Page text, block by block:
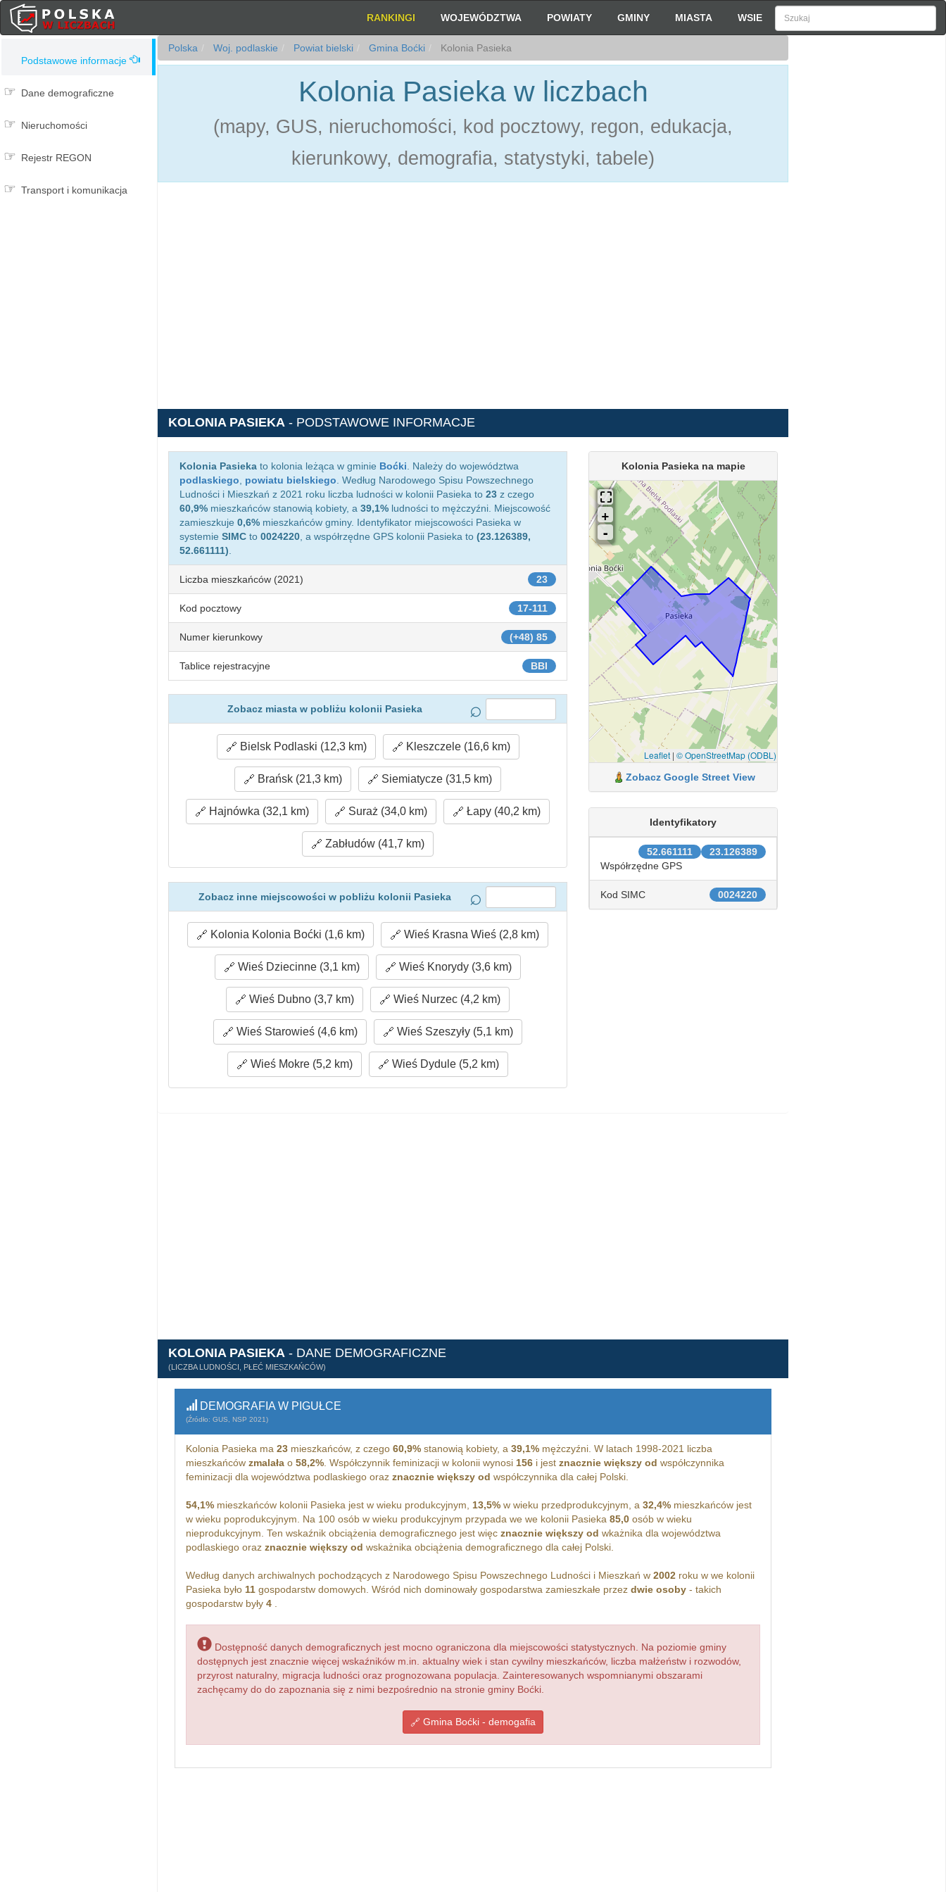
RANKINGI WOJEWÓDZTWA POWIATY GMINY MIASTA WSIE
Podstawowe informacje
Dane demograficzne
Nieruchomości
Rejestr REGON
Transport i komunikacja
Polska Woj. podlaskie Powiat bielski Gmina Boćki Kolonia Pasieka
Kolonia Pasieka w liczbach
(mapy, GUS, nieruchomości, kod pocztowy, regon, edukacja,
kierunkowy, demografia, statystyki, tabele)
KOLONIA PASIEKA - PODSTAWOWE INFORMACJE
Kolonia Pasieka to kolonia leżąca w gminie Boćki . Należy do województwa
podlaskiego
powiatu bielskiego . Według Narodowego Spisu Powszechnego
Ludności i Mieszkań z 2021 roku liczba ludności w kolonii Pasieka to 23 z czego
60,9% mieszkańców stanowią kobiety, a 39,1% ludności to mężczyźni. Miejscowość
zamieszkuje 0,6% mieszkańców gminy. Identyfikator miejscowości Pasieka w
systemie SIMC to 0024220 , a współrzędne GPS kolonii Pasieka to (23.126389,
52.661111)
23
Liczba mieszkańców (2021)
17-111
Kod pocztowy
(+48) 85
Numer kierunkowy
BBI
Tablice rejestracyjne
Zobacz miasta w pobliżu kolonii Pasieka
Bielsk Podlaski (12,3 km) Kleszczele (16,6 km)
Brańsk (21,3 km) Siemiatycze (31,5 km)
Hajnówka (32,1 km) Suraż (34,0 km) Łapy (40,2 km)
Zabłudów (41,7 km)
Zobacz inne miejscowości w pobliżu kolonii Pasieka
Kolonia Kolonia Boćki (1,6 km) Wieś Krasna Wieś (2,8 km)
Wieś Dziecinne (3,1 km) Wieś Knorydy (3,6 km)
Wieś Dubno (3,7 km) Wieś Nurzec (4,2 km)
Wieś Starowieś (4,6 km) Wieś Szeszyły (5,1 km)
Wieś Mokre (5,2 km) Wieś Dydule (5,2 km)
Kolonia Pasieka na mapie
Leaflet| © OpenStreetMap (ODBL)
Zobacz Google Street View
Identyfikatory
23.126389
52.661111
Współrzędne GPS
0024220
Kod SIMC
KOLONIA PASIEKA - DANE DEMOGRAFICZNE
(LICZBA LUDNOŚCI, PŁEĆ MIESZKAŃCÓW)
DEMOGRAFIA W PIGUŁCE
(Źródło: GUS, NSP 2021)
Kolonia Pasieka ma 23mieszkańców, z czego 60,9%stanowią kobiety, a 39,1%mężczyźni. W latach 1998-2021 liczba
mieszkańców zmalałao 58,2%. Współczynnik feminizacji w kolonii wynosi 156i jest znacznie większy od współczynnika
feminizacji dla województwa podlaskiego oraz znacznie większy od współczynnika dla całej Polski.
54,1%mieszkańców kolonii Pasieka jest w wieku produkcyjnym, 13,5%w wieku przedprodukcyjnym, a 32,4%mieszkańców jest
w wieku poprodukcyjnym. Na 100 osób w wieku produkcyjnym przypada we we kolonii Pasieka 85,0osób w wieku
nieprodukcyjnym. Ten wskaźnik obciążenia demograficznego jest więc znacznie większy od wkażnika dla województwa
podlaskiego oraz znacznie większy od wskażnika obciążenia demograficznego dla całej Polski.
Według danych archiwalnych pochodzących z Narodowego Spisu Powszechnego Ludności i Mieszkań w 2002roku w we kolonii
Pasieka było 11gospodarstw domowych. Wśród nich dominowały gospodarstwa zamieszkałe przez dwie osoby- takich
gospodarstw były 4.
Dostępność danych demograficznych jest mocno ograniczona dla miejscowości statystycznych. Na poziomie gminy
dostępnych jest znacznie więcej wskaźników m.in. aktualny wiek i stan cywilny mieszkańców, liczba małżeństw i rozwodów,
przyrost naturalny, migracja ludności oraz prognozowana populacja. Zainteresowanych wspomnianymi obszarami
zachęcamy do do zapoznania się z nimi bezpośrednio na stronie gminy Boćki.
Gmina Boćki - demogafia